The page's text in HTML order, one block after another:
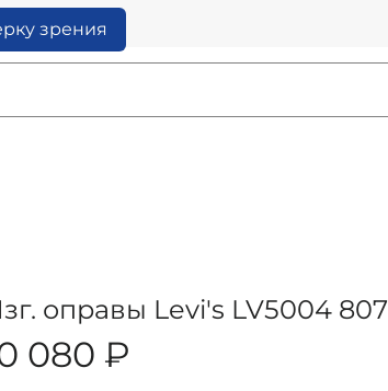
зрения
оправы Levi's LV5004 807
080 ₽